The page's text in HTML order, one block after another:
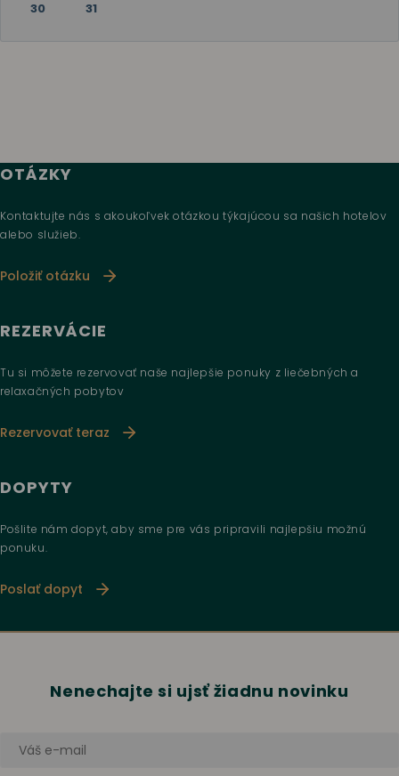
30 31
OTÁZKY
Kontaktujte nás s akoukoľvek otázkou týkajúcou sa našich hotelov
alebo služieb.
Položiť otázku
REZERVÁCIE
Tu si môžete rezervovať naše najlepšie ponuky z liečebných a
relaxačných pobytov
Rezervovať teraz
DOPYTY
Pošlite nám dopyt, aby sme pre vás pripravili najlepšiu možnú
ponuku.
Poslať dopyt
Nenechajte si ujsť žiadnu novinku